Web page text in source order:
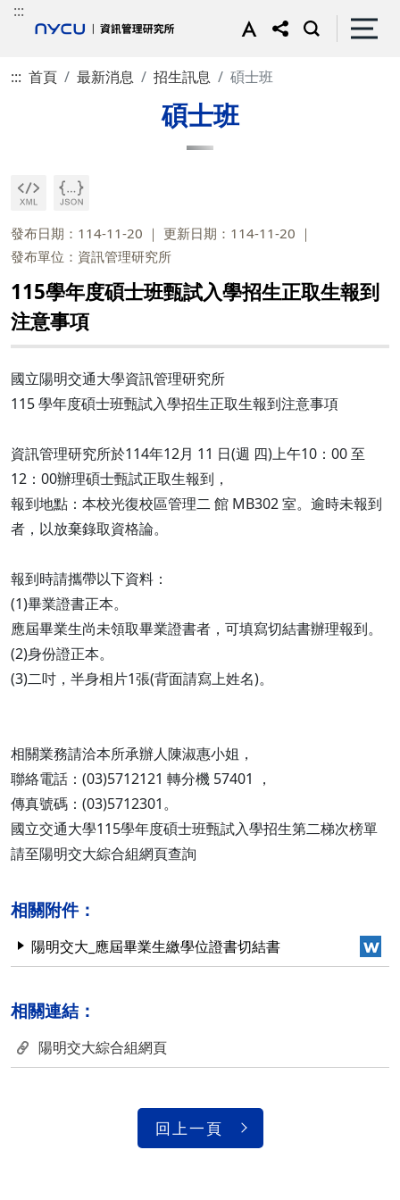
:::
::: 首頁 最新消息 招生訊息 碩士班
碩士班
發布日期：114-11-20
更新日期：114-11-20
發布單位：資訊管理研究所
115學年度碩士班甄試入學招生正取生報到
注意事項
國立陽明交通大學資訊管理研究所
115 學年度碩士班甄試入學招生正取生報到注意事項
資訊管理研究所於114年12月 11 日(週 四)上午10：00 至
12：00辦理碩士甄試正取生報到，
報到地點：本校光復校區管理二 館 MB302 室。逾時未報到
者，以放棄錄取資格論。
報到時請攜帶以下資料：
(1)畢業證書正本。
應屆畢業生尚未領取畢業證書者，可填寫切結書辦理報到。
(2)身份證正本。
(3)二吋，半身相片1張(背面請寫上姓名)。
相關業務請洽本所承辦人陳淑惠小姐，
聯絡電話：(03)5712121 轉分機 57401 ，
傳真號碼：(03)5712301。
國立交通大學115學年度碩士班甄試入學招生第二梯次榜單
請至陽明交大綜合組網頁查詢
相關附件：
陽明交大_應屆畢業生繳學位證書切結書
相關連結：
陽明交大綜合組網頁
回上一頁